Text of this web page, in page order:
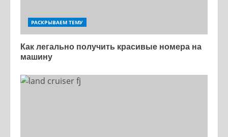
РАСКРЫВАЕМ ТЕМУ
Как легально получить красивые номера на
машину